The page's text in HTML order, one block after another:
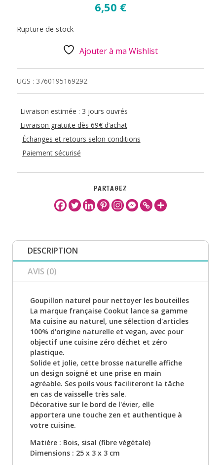
6,50 €
Rupture de stock
Ajouter à ma Wishlist
UGS : 3760195169292
Livraison estimée : 3 jours ouvrés
Livraison gratuite dès 69€ d’achat
Échanges et retours selon conditions
Paiement sécurisé
PARTAGEZ
DESCRIPTION
AVIS (0)
Goupillon naturel pour nettoyer les bouteilles
La marque française Cookut lance sa gamme
Ma cuisine au naturel, une sélection d'articles
100% d'origine naturelle et vegan, avec pour
objectif une cuisine zéro déchet et zéro
plastique.
Solide et jolie, cette brosse naturelle affiche
un design soigné et une prise en main
agréable. Ses poils vous faciliteront la tâche
en cas de vaisselle très sale.
Décorative sur le bord de l'évier, elle
apportera une touche zen et authentique à
votre cuisine.
Matière : Bois, sisal (fibre végétale)
Dimensions : 25 x 3 x 3 cm